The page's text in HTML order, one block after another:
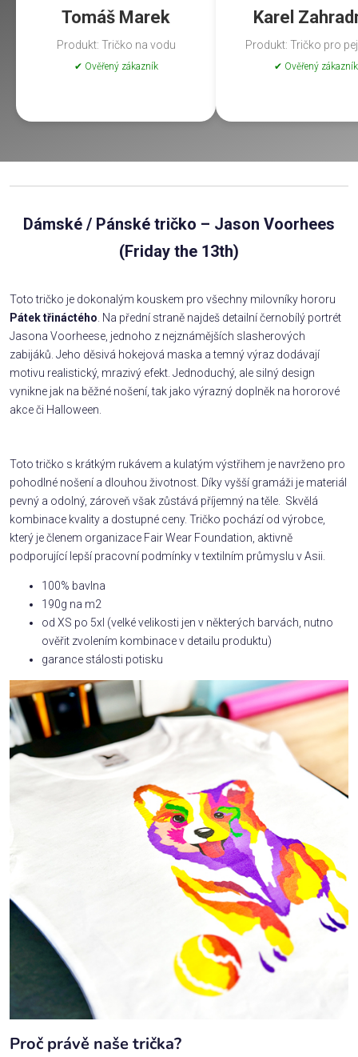
Tomáš Marek
Produkt: Tričko na vodu
✔ Ověřený zákazník
Karel
Produkt: Tričko pro
✔ Ověřený zákazník
Dámské / Pánské tričko – Jason Voorhees
(Friday the 13th)
Toto tričko je dokonalým kouskem pro všechny milovníky hororu
Pátek třináctého . Na přední straně najdeš detailní černobílý portrét
Jasona Voorheese, jednoho z nejznámějších slasherových
zabijáků. Jeho děsivá hokejová maska a temný výraz dodávají
motivu realistický, mrazivý efekt. Jednoduchý, ale silný design
vynikne jak na běžné nošení, tak jako výrazný doplněk na hororové
akce či Halloween.
Toto tričko s krátkým rukávem a kulatým výstřihem je navrženo pro
pohodlné nošení a dlouhou životnost. Díky vyšší gramáži je materiál
pevný a odolný, zároveň však zůstává příjemný na těle. Skvělá
kombinace kvality a dostupné ceny. Tričko pochází od výrobce,
který je členem organizace Fair Wear Foundation, aktivně
podporující lepší pracovní podmínky v textilním průmyslu v Asii.
100% bavlna
190g na m2
od XS po 5xl (velké velikosti jen v některých barvách, nutno
ověřit zvolením kombinace v detailu produktu)
garance stálosti potisku
Proč právě naše trička?